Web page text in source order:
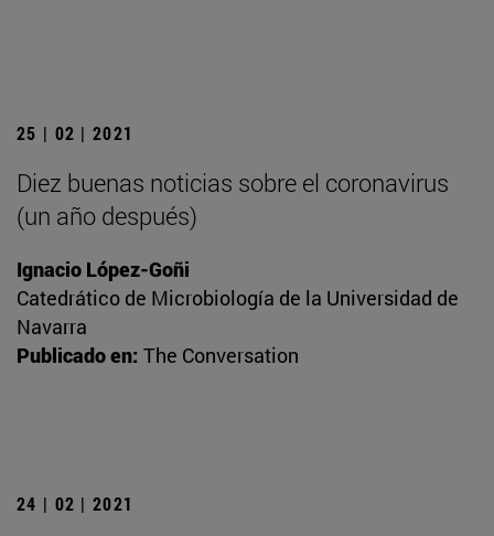
25 | 02 | 2021
Diez buenas noticias sobre el coronavirus
(un año después)
Ignacio López-Goñi
Catedrático de Microbiología de la Universidad de
Navarra
Publicado en: The Conversation
24 | 02 | 2021